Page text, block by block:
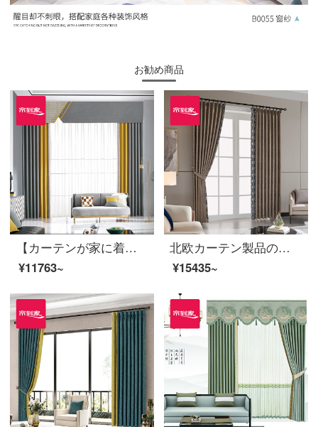
お勧め商品
【カーテンが家に着く】軽い贅沢なシェニールの接続情を郵送します。海のリビングルームの近代的なカーテンの完成品のカスタムジャカード定型化高遮光窓JBLW 012 Sフック/カーテンヘッドを含まない(高さ2.6メートル以内で変えられます)XLのカーテンセット/ダブルオープン(適用窓の幅4.1-4.4メートル)
¥11763~
北欧カーテン製品のジャカードは高い遮光定型ノーベル現代ポリエステルをつないで、テーピング窓LDC 20 SSC-80 Sフックをカスタマイズします。（高さ2.6メートル以内で変えられます。）XLのカーテンセット/ダブルオープン（適用窓の幅は4.1-4.4メートルです。）
¥15435~